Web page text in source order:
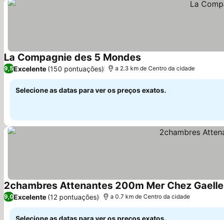
La Compagnie des 5 Mondes
9,5Excelente (150 pontuações) a 2.3 km de Centro da cidade
Selecione as datas para ver os preços exatos.
2chambres Attenantes 200m Mer Chez Gaelle
9,0Excelente (12 pontuações) a 0.7 km de Centro da cidade
Selecione as datas para ver os preços exatos.